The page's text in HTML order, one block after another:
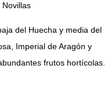
del Huecha y media del
Imperial de Aragón y
frutos hortícolas.